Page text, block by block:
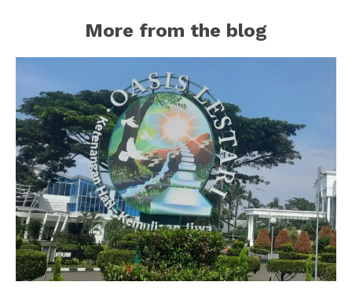
More from the blog